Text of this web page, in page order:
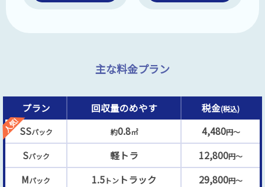
主な料金プラン
プラン 回収量のめやす 税金(税込)
SSパック 約0.8㎡ 4,480円～
Sパック 軽トラ 12,800円～
Mパック 1.5トントラック 29,800円～